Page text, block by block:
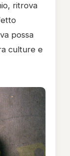
ritrova
possa
culture e